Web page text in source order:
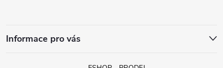
Informace pro vás